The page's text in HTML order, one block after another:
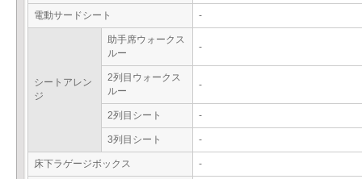
電動サードシート -
シートアレン
ジ
助手席ウォークス
ルー
-
2列目ウォークス
ルー
-
2列目シート -
3列目シート -
床下ラゲージボックス -